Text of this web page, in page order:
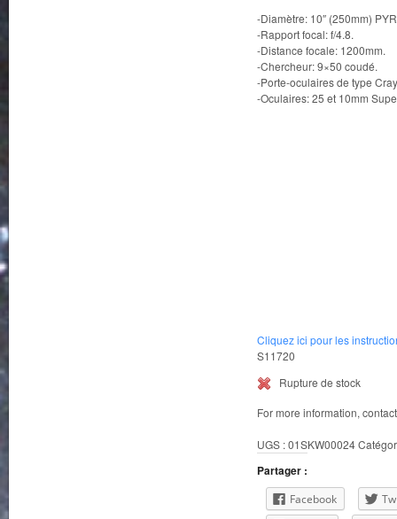
-Diamètre: 10″ (250mm)
-Rapport focal: f/4.8.
-Distance focale: 1200mm.
-Chercheur: 9×50 coudé.
-Porte-oculaires de type
-Oculaires: 25 et 10mm
Cliquez ici pour les
S11720
Rupture de stock
For more information,
UGS :01SKW00024
Partager :
Facebook